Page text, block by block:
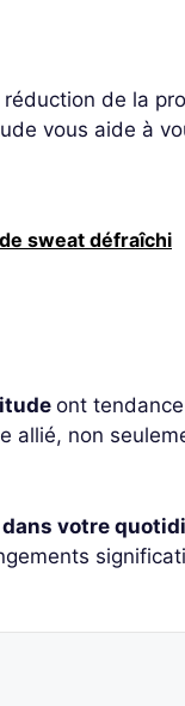
de la
vous aide à
sweat défraîchi
ont
allié, non
votre